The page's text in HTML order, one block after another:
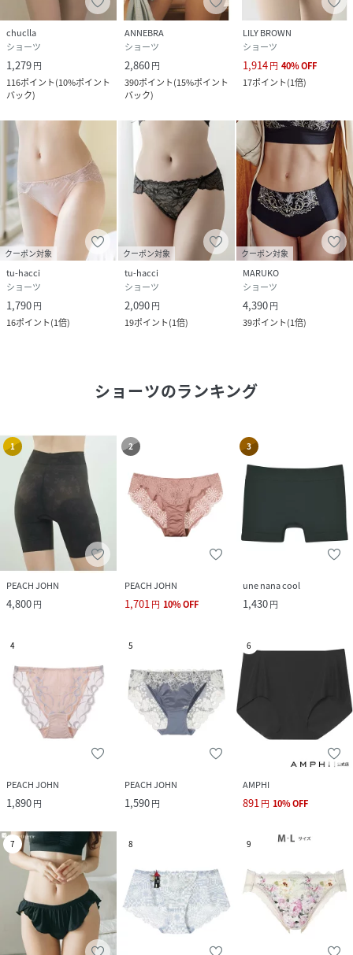
chuclla
ショーツ
1,279円
116ポイント(10%ポイント
バック)
ANNEBRA
ショーツ
2,860円
390ポイント(15%ポイント
バック)
LILY BROWN
ショーツ
1,914円 40%OFF
17ポイント(1倍)
クーポン対象
tu-hacci
ショーツ
1,790円
16ポイント(1倍)
クーポン対象
tu-hacci
ショーツ
2,090円
19ポイント(1倍)
クーポン対象
MARUKO
ショーツ
4,390円
39ポイント(1倍)
ショーツのランキング
1
PEACH JOHN
4,800円
2
PEACH JOHN
1,701円 10%OFF
3
une nana cool
1,430円
4
PEACH JOHN
1,890円
5
PEACH JOHN
1,590円
6
AMPHI
891円 10%OFF
7 8 9